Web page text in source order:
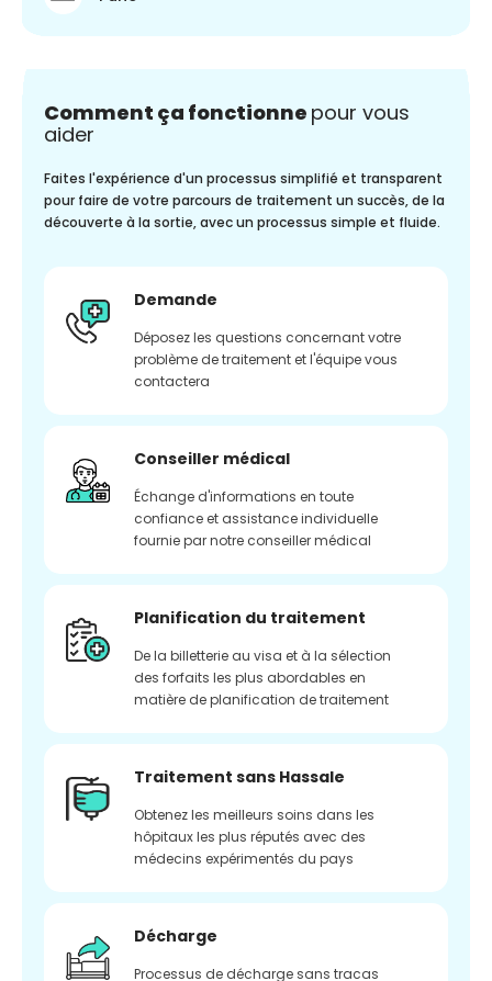
Comment ça fonctionne pour vous
aider
Faites l'expérience d'un processus simplifié et transparent
pour faire de votre parcours de traitement un succès, de la
découverte à la sortie, avec un processus simple et fluide.
Demande
Déposez les questions concernant votre
problème de traitement et l'équipe vous
contactera
Conseiller médical
Échange d'informations en toute
confiance et assistance individuelle
fournie par notre conseiller médical
Planification du traitement
De la billetterie au visa et à la sélection
des forfaits les plus abordables en
matière de planification de traitement
Traitement sans Hassale
Obtenez les meilleurs soins dans les
hôpitaux les plus réputés avec des
médecins expérimentés du pays
Décharge
Processus de décharge sans tracas